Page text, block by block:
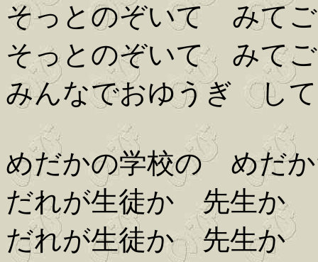
そっとのぞいて みて
そっとのぞいて みて
みんなでおゆうぎ し
めだかの学校の めだ
だれが生徒か 先生か
だれが生徒か 先生か